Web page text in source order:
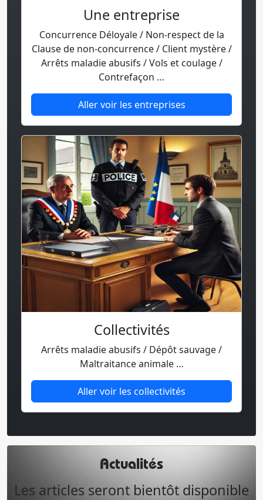
Une entreprise
Concurrence Déloyale / Non-respect de la
Clause de non-concurrence / Client mystère /
Arrêts maladie abusifs / Vols et coulage /
Contrefaçon …
Aller voir les entreprises
Collectivités
Arrêts maladie abusifs / Dépôt sauvage /
Maltraitance animale …
Aller voir les collectivités
Actualités
Les articles seront bientôt disponible